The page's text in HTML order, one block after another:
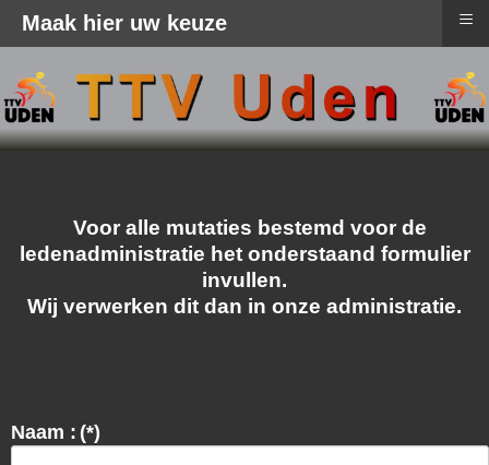
Voor alle mutaties bestemd voor de
ledenadministratie het onderstaand formulier
invullen.
Wij verwerken dit dan in onze administratie.
Naam : (*)
Maak hier uw keuze ≡